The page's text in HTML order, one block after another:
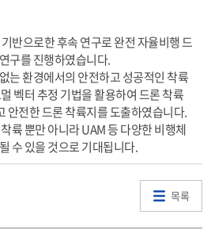
반으로한 후속 연구로 완전 자율비행 드
구를 진행하였습니다.
는 환경에서의 안전하고 성공적인 착륙
벡터 추정 기법을 활용하여 드론 착륙
안전한 드론 착륙지를 도출하였습니다.
륙 뿐만 아니라 UAM 등 다양한 비행체
수 있을 것으로 기대됩니다.
목록